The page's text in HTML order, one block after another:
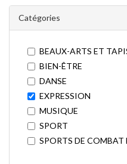
Catégories
BEAUX-ARTS ET
BIEN-ÊTRE
DANSE
EXPRESSION
MUSIQUE
SPORT
SPORTS DE